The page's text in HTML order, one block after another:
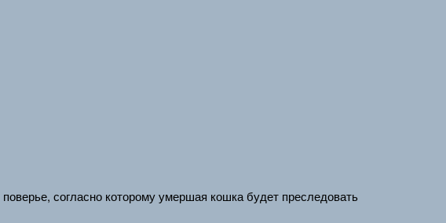
согласно которому умершая кошка будет преследовать